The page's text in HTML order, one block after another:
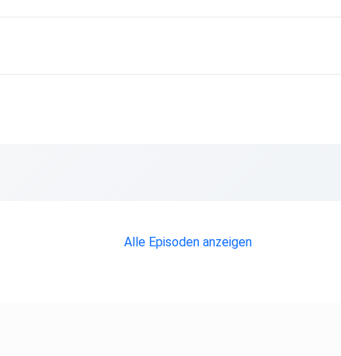
Alle Episoden anzeigen